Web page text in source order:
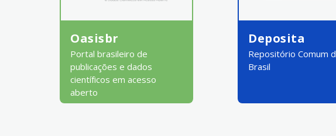
Oasisbr
Portal brasileiro de
publicações e dados
científicos em acesso
aberto
Deposita
Repositório Comum
Brasil